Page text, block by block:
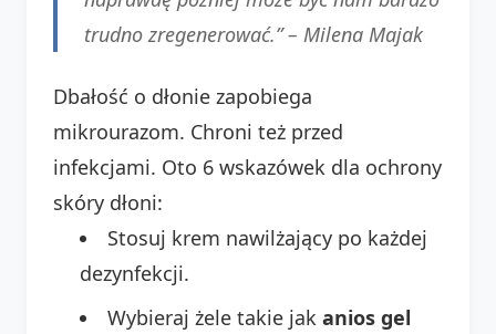
trudno zregenerować.” – Milena Majak
Dbałość o dłonie zapobiega
mikrourazom. Chroni też przed
infekcjami. Oto 6 wskazówek dla ochrony
skóry dłoni:
Stosuj krem nawilżający po każdej
dezynfekcji.
Wybieraj żele takie jak anios gel